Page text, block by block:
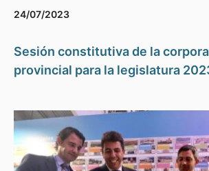
24/07/2023
Sesión constitutiva de la
provincial para la legislatura